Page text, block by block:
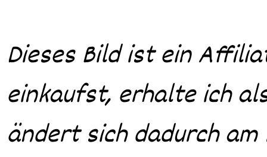
Dieses Bild ist ein
einkaufst, erhalte ich
ändert sich dadurch